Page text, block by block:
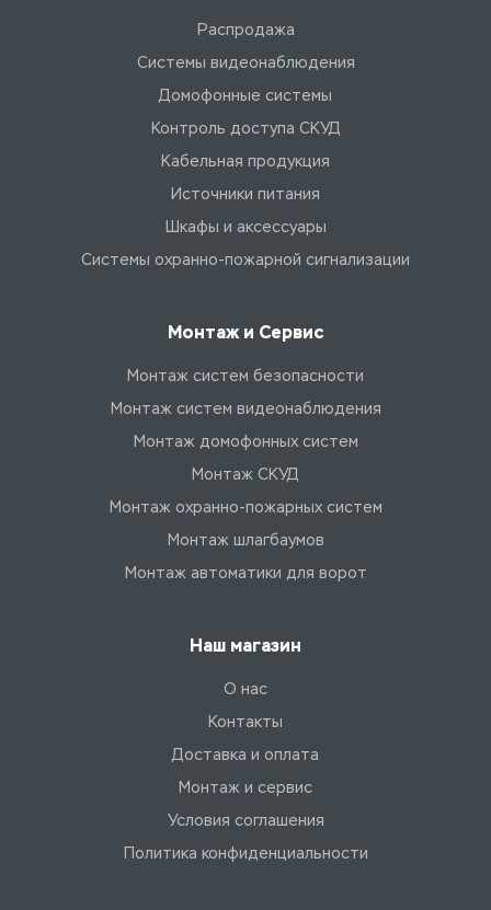
Распродажа
Системы видеонаблюдения
Домофонные системы
Контроль доступа СКУД
Кабельная продукция
Источники питания
Шкафы и аксессуары
Системы охранно-пожарной сигнализации
Монтаж и Сервис
Монтаж систем безопасности
Монтаж систем видеонаблюдения
Монтаж домофонных систем
Монтаж СКУД
Монтаж охранно-пожарных систем
Монтаж шлагбаумов
Монтаж автоматики для ворот
Наш магазин
О нас
Контакты
Доставка и оплата
Монтаж и сервис
Условия соглашения
Политика конфиденциальности